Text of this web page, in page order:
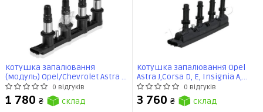
Котушка запалювання
(модуль) Opel/Chevrolet Astra J
(10-)/Cruze (09-) 1.6i (115л.с.
A16XER) (SC 0559) StartVOLT
0 відгуків
1 780 ₴ склад
Котушка запалювання Opel
Astra J,Corsa D, E, Insignia A,
Meriva B,Mokka,Zafira 1.2, 1.4
(09-) (78W09) JAPKO
0 відгуків
3 760 ₴ склад